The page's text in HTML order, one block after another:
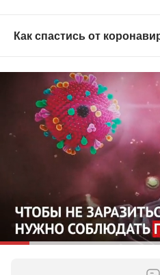
Как спастись от
Старайтесь не выходить
необходимости
Зачем это нужно?Вирус
общественных местах —
Домашний режим
людям старше 65 лет и
хроническими
воздержаться от личного
бабушками и дедушками
вообще. Старайтесь